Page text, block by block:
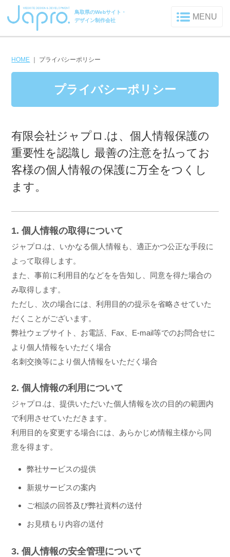
鳥取県のWebサイト・
デザイン制作会社
MENU
HOME プライバシーポリシー
プライバシーポリシー
有限会社ジャプロ.は、個人情報保護の
重要性を認識し 最善の注意を払ってお
客様の個人情報の保護に万全をつくし
ます。
1. 個人情報の取得について
ジャプロ.は、いかなる個人情報も、適正かつ公正な手段に
よって取得します。
また、事前に利用目的などをを告知し、同意を得た場合の
み取得します。
ただし、次の場合には、利用目的の提示を省略させていた
だくことがございます。
弊社ウェブサイト、お電話、Fax、E-mail等でのお問合せに
より個人情報をいただく場合
名刺交換等により個人情報をいただく場合
2. 個人情報の利用について
ジャプロ.は、提供いただいた個人情報を次の目的の範囲内
で利用させていただきます。
利用目的を変更する場合には、あらかじめ情報主様から同
意を得ます。
弊社サービスの提供
新規サービスの案内
ご相談の回答及び弊社資料の送付
お見積もり内容の送付
3. 個人情報の安全管理について